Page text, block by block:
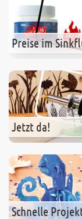
Preise im
Jetzt da!
Schnelle